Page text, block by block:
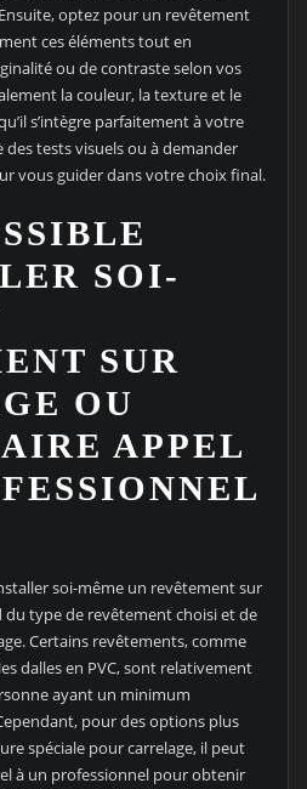
optez pour un revêtement
ces éléments tout en
ou de contraste selon vos
la couleur, la texture et le
s’intègre parfaitement à votre
des tests visuels ou à demander
vous guider dans votre choix final.
SOI-
SUR
OU
APPEL
soi-même un revêtement sur
du type de revêtement choisi et de
Certains revêtements, comme
dalles en PVC, sont relativement
ayant un minimum
pour des options plus
spéciale pour carrelage, il peut
à un professionnel pour obtenir